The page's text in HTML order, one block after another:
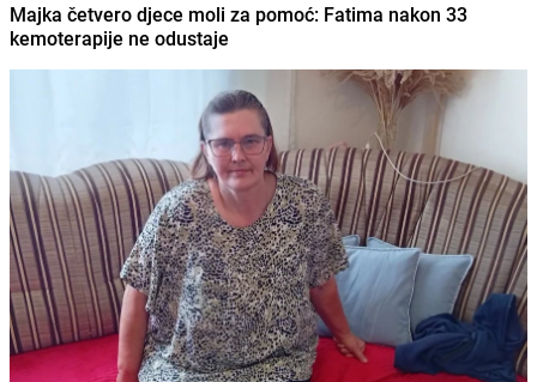
Majka četvero djece moli za pomoć: Fatima nakon 33
kemoterapije ne odustaje